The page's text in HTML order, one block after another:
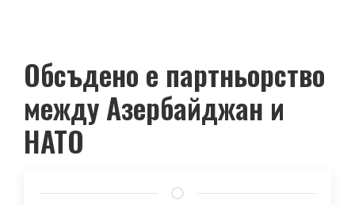
Обсъдено е партньорство
между Азербайджан и
НАТО